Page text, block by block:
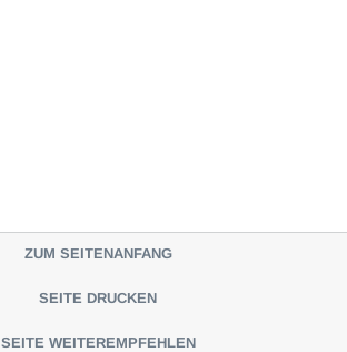
ZUM SEITENANFANG
SEITE DRUCKEN
SEITE WEITEREMPFEHLEN